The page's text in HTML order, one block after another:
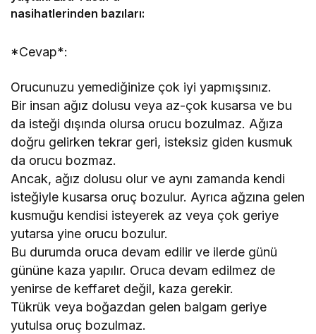
nasihatlerinden bazıları:
*Cevap*:
Orucunuzu yemediğinize çok iyi yapmışsınız.
Bir insan ağız dolusu veya az-çok kusarsa ve bu
da isteği dışında olursa orucu bozulmaz. Ağıza
doğru gelirken tekrar geri, isteksiz giden kusmuk
da orucu bozmaz.
Ancak, ağız dolusu olur ve aynı zamanda kendi
isteğiyle kusarsa oruç bozulur. Ayrıca ağzına gelen
kusmuğu kendisi isteyerek az veya çok geriye
yutarsa yine orucu bozulur.
Bu durumda oruca devam edilir ve ilerde günü
gününe kaza yapılır. Oruca devam edilmez de
yenirse de keffaret değil, kaza gerekir.
Tükrük veya boğazdan gelen balgam geriye
yutulsa oruç bozulmaz.